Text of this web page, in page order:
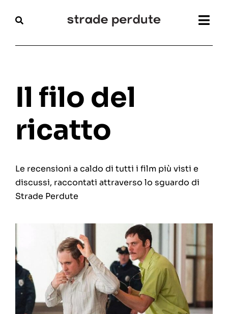
Magazine
Interviste
Festival
Articoli
Il filo del
ricatto
Le recensioni a caldo di tutti i film più visti e
discussi, raccontati attraverso lo sguardo di
Strade Perdute